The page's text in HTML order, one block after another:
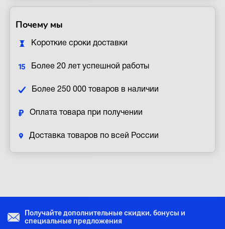
Почему мы
Короткие сроки доставки
Более 20 лет успешной работы
Более 250 000 товаров в наличии
Оплата товара при получении
Доставка товаров по всей России
Получайте дополнительные скидки, бонусы и
специальные предложения